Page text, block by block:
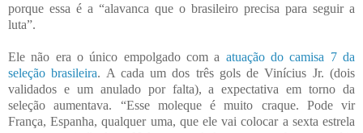
porque essa é a “alavanca que o brasileiro precisa para seguir a
luta”.
Ele não era o único empolgado com a atuação do camisa 7 da
seleção brasileira. A cada um dos três gols de Vinícius Jr. (dois
validados e um anulado por falta), a expectativa em torno da
seleção aumentava. “Esse moleque é muito craque. Pode vir
França, Espanha, qualquer uma, que ele vai colocar a sexta estrela